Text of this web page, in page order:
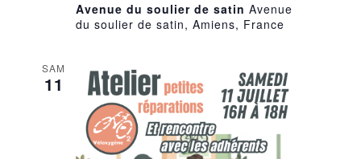
Avenue du soulier de satin Avenue
du soulier de satin, Amiens, France
SAM
11